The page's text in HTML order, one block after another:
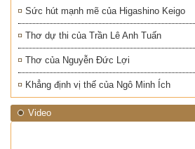
Sức hút mạnh mẽ của Higashino Keigo
Thơ dự thi của Trần Lê Anh Tuấn
Thơ của Nguyễn Đức Lợi
Khẳng định vị thế của Ngô Minh Ích
Video